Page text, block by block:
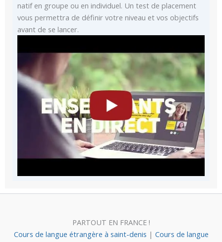
natif en groupe ou en individuel. Un test de placement
vous permettra de définir votre niveau et vos objectifs
avant de se lancer.
PARTOUT EN FRANCE !
Cours de langue étrangère à saint-denis | Cours de langue